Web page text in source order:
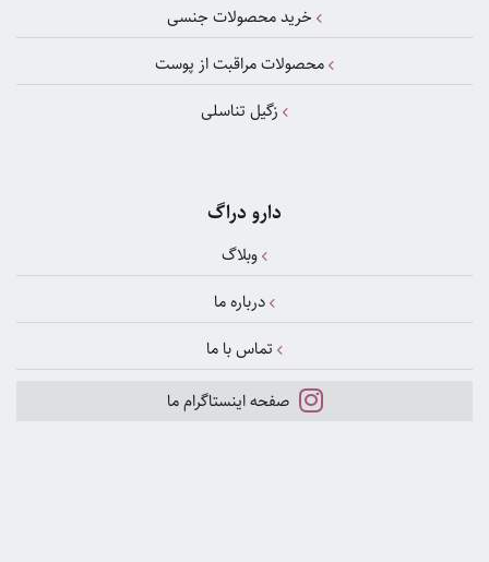
خرید محصولات جنسی
محصولات مراقبت از پوست
زگیل تناسلی
دارو دراگ
وبلاگ
درباره ما
تماس با ما
صفحه اینستاگرام ما